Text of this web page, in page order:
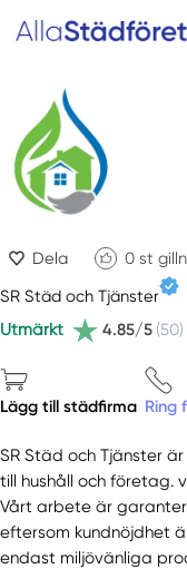
Dela 0 st
SR Städ och Tjänster
Utmärkt
4.85/5 (50)
Lägg till städfirma Ring
SR Städ och Tjänster
till hushåll och företag.
Vårt arbete är
eftersom kundnöjdhet
endast miljövänliga